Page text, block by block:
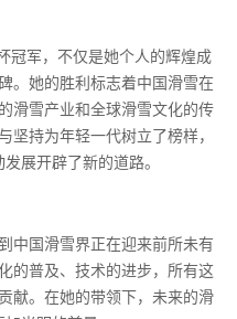
冠军，不仅是她个人的辉煌成
。她的胜利标志着中国滑雪在
滑雪产业和全球滑雪文化的传
坚持为年轻一代树立了榜样，
展开辟了新的道路。
中国滑雪界正在迎来前所未有
的普及、技术的进步，所有这
献。在她的带领下，未来的滑